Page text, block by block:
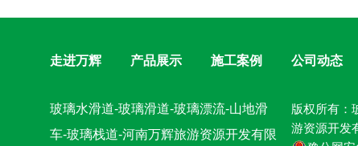
走进万辉 产品展示 施工案例 公司动态
玻璃水滑道-玻璃滑道-玻璃漂流-山地滑
车-玻璃栈道-河南万辉旅游资源开发有限
版权所有：
游资源开发